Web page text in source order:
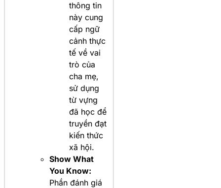
thông tin
này cung
cấp ngữ
cảnh thực
tế về vai
trò của
cha mẹ,
sử dụng
từ vựng
đã học để
truyền đạt
kiến thức
xã hội.
Show What
You Know:
Phần đánh giá